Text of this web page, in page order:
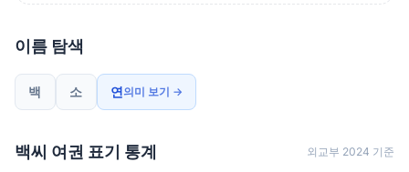
이름 탐색
백 소 연의미 보기 →
백씨 여권 표기 통계 외교부 2024 기준